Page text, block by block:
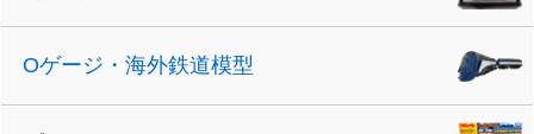
Oゲージ・海外鉄道模型